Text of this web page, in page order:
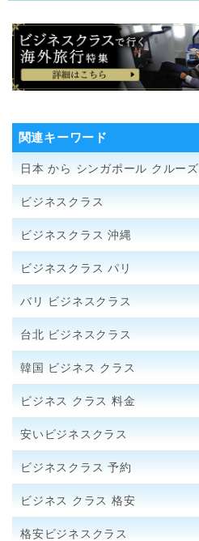
関連キーワード
日本 から シンガポール クルーズ
ビジネスクラス
ビジネスクラス 沖縄
ビジネスクラス パリ
バリ ビジネスクラス
台北 ビジネスクラス
韓国 ビジネス クラス
ビジネス クラス 料金
安いビジネスクラス
ビジネスクラス 予約
ビジネス クラス 格安
格安ビジネスクラス